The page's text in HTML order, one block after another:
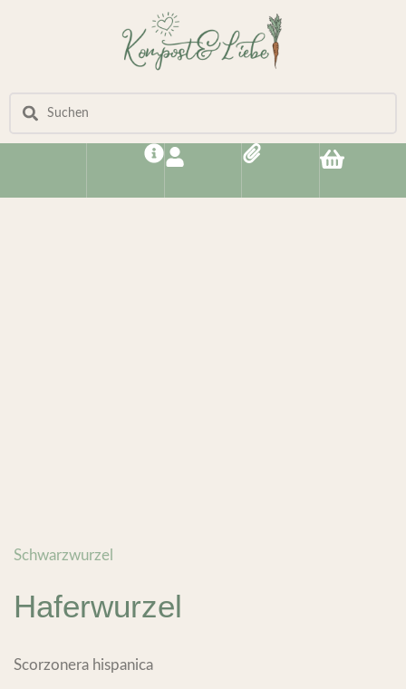
Schwarzwurzel
Haferwurzel
Scorzonera hispanica